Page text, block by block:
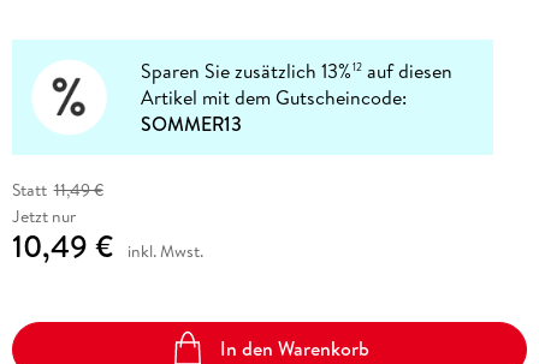
Sparen Sie zusätzlich 13%12 auf diesen
Artikel mit dem Gutscheincode:
SOMMER13
Statt 11,49 €
Jetzt nur
10,49 € inkl. Mwst.
In den Warenkorb